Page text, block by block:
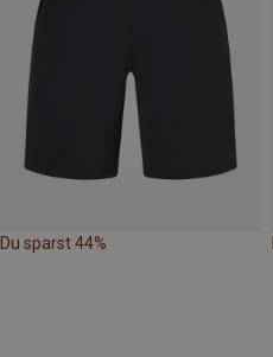
Du sparst 44%